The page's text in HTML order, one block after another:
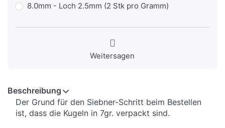
8.0mm - Loch 2.5mm (2 Stk pro Gramm)
Weitersagen
Beschreibung
Der Grund für den Siebner-Schritt beim Bestellen
ist, dass die Kugeln in 7gr. verpackt sind.